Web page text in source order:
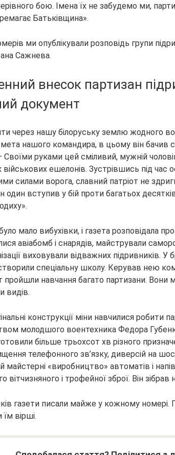
бою. Імена їх не забудемо ми,
Батьківщина».
ми опублікували розповідь групи
Сажнева.
через нашу білоруську землю жодного
нашого командира, в цьому він бачив
Своїми руками цей сміливий, мужній
ешелонів. Зустрівшись під час
силами ворога, славний патріот не
один вступив у бій проти багатьох десятків
мало вибухівки, і газета розповідала
авіабомб і снарядів, майстрували
виховували відважних підривників. У
спеціальну школу. Керував нею
пройшли навчання багато партизани. Вони
видів.
конструкції міни навчилися робити
молодшого воентехника Федора Губенко
більше трьохсот хв різного
телефонного зв’язку, диверсій на
майстерні «виробництво» автоматів і
і трофейної зброї. Він зібрав
газети писали майже у кожному номері.
вірші.